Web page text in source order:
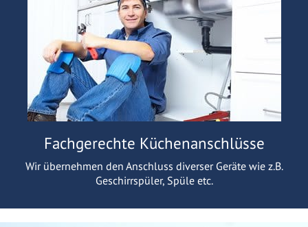
Fachgerechte Küchenanschlüsse
Wir übernehmen den Anschluss diverser Geräte wie z.B.
Geschirrspüler, Spüle etc.